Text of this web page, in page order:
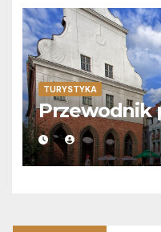
TURYSTYKA
Przewodnik